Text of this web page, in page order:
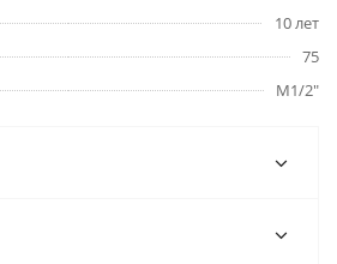
10 лет
75
M1/2"